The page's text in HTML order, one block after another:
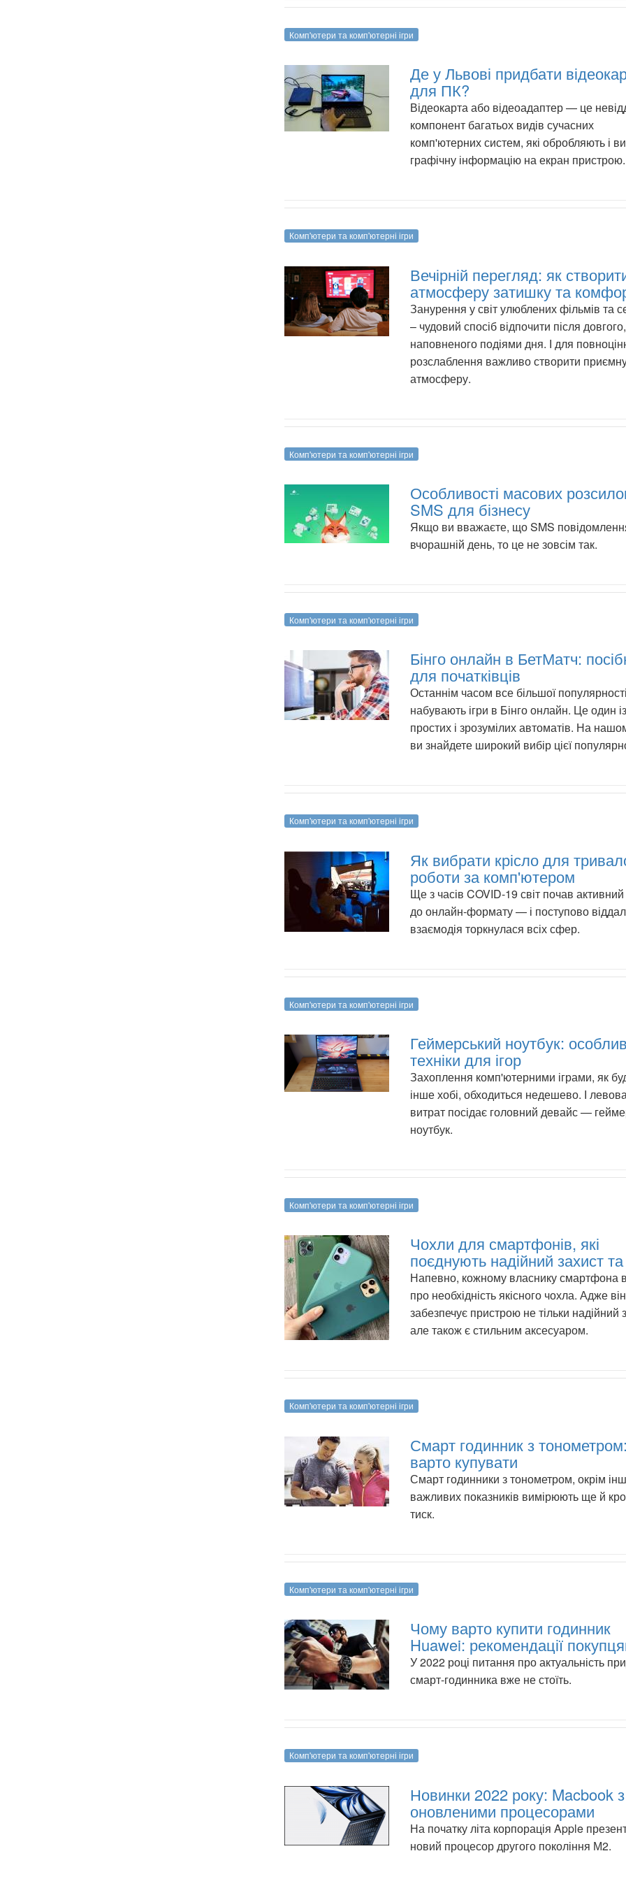
Комп'ютери та комп'ютерні ігри
Де у Львові придбати
для ПК?
Відеокарта або відеоадаптер — це
компонент багатьох видів сучасних
комп'ютерних систем, які обробляють і
графічну інформацію на екран пристрою.
Комп'ютери та комп'ютерні ігри
Вечірній перегляд: як
атмосферу затишку та
Занурення у світ улюблених фільмів та
– чудовий спосіб відпочити після довгого,
наповненого подіями дня. І для
розслаблення важливо створити
атмосферу.
Комп'ютери та комп'ютерні ігри
Особливості масових
SMS для бізнесу
Якщо ви вважаєте, що SMS
вчорашній день, то це не зовсім так.
Комп'ютери та комп'ютерні ігри
Бінго онлайн в БетМатч:
для початківців
Останнім часом все більшої популярності
набувають ігри в Бінго онлайн. Це один із
простих і зрозумілих автоматів. На
ви знайдете широкий вибір цієї
Комп'ютери та комп'ютерні ігри
Як вибрати крісло для
роботи за комп'ютером
Ще з часів COVID-19 світ почав
до онлайн-формату — і поступово
взаємодія торкнулася всіх сфер.
Комп'ютери та комп'ютерні ігри
Геймерський ноутбук:
техніки для ігор
Захоплення комп'ютерними іграми, як
інше хобі, обходиться недешево. І
витрат посідає головний девайс —
ноутбук.
Комп'ютери та комп'ютерні ігри
Чохли для смартфонів, які
поєднують надійний захист
Напевно, кожному власнику смартфона
про необхідність якісного чохла. Адже він
забезпечує пристрою не тільки надійний
але також є стильним аксесуаром.
Комп'ютери та комп'ютерні ігри
Смарт годинник з
варто купувати
Смарт годинники з тонометром, окрім
важливих показників вимірюють ще й
тиск.
Комп'ютери та комп'ютерні ігри
Чому варто купити годинник
Huawei: рекомендації
У 2022 році питання про актуальність
смарт-годинника вже не стоїть.
Комп'ютери та комп'ютерні ігри
Новинки 2022 року: Macbook з
оновленими процесорами
На початку літа корпорація Apple
новий процесор другого покоління М2.